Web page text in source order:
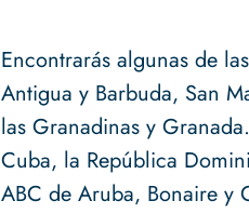
Encontrarás algunas de
Antigua y Barbuda, San
las Granadinas y
Cuba, la República
ABC de Aruba, Bonaire y